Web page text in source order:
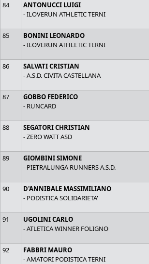
84
ANTONUCCI LUIGI
- ILOVERUN ATHLETIC TERNI
85
BONINI LEONARDO
- ILOVERUN ATHLETIC TERNI
86
SALVATI CRISTIAN
- A.S.D. CIVITA CASTELLANA
87
GOBBO FEDERICO
- RUNCARD
88
SEGATORI CHRISTIAN
- ZERO WATT ASD
89
GIOMBINI SIMONE
- PIETRALUNGA RUNNERS A.S.D.
90
D'ANNIBALE MASSIMILIANO
- PODISTICA SOLIDARIETA'
91
UGOLINI CARLO
- ATLETICA WINNER FOLIGNO
92
FABBRI MAURO
- AMATORI PODISTICA TERNI